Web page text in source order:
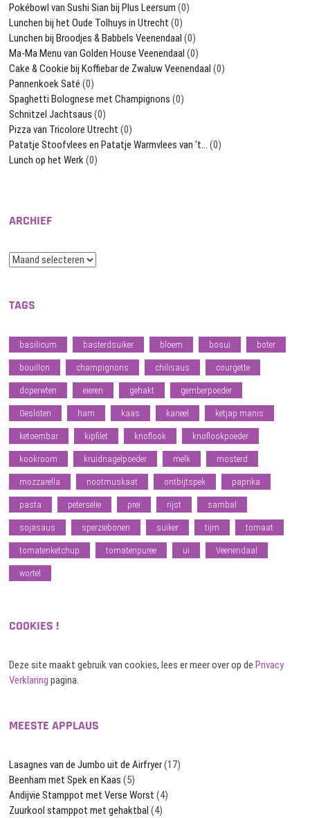
Pokébowl van Sushi Sian bij Plus Leersum (0)
Lunchen bij het Oude Tolhuys in Utrecht (0)
Lunchen bij Broodjes & Babbels Veenendaal (0)
Ma-Ma Menu van Golden House Veenendaal (0)
Cake & Cookie bij Koffiebar de Zwaluw Veenendaal (0)
Pannenkoek Saté (0)
Spaghetti Bolognese met Champignons (0)
Schnitzel Jachtsaus (0)
Pizza van Tricolore Utrecht (0)
Patatje Stoofvlees en Patatje Warmvlees van ‘t… (0)
Lunch op het Werk(0)
ARCHIEF
Archief
TAGS
basilicum basterdsuiker bloem bosui boter
bouillon champignons chilisaus courgette
doperwten eieren gehakt gemberpoeder
Gesloten ham kaas kaneel ketjap manis
ketoembar kipfilet knoflook knoflookpoeder
kookroom kruidnagelpoeder melk mosterd
mozzarella nootmuskaat ontbijtspek paprika
pasta peterselie prei rijst sambal
sojasaus sperziebonen suiker tijm tomaat
tomatenketchup tomatenpuree ui Veenendaal
wortel
COOKIES !
Deze site maakt gebruik van cookies, lees er meer over op dePrivacy
Verklaring pagina.
MEESTE APPLAUS
Lasagnes van de Jumbo uit de Airfryer(17)
Beenham met Spek en Kaas (5)
Andijvie Stamppot met Verse Worst (4)
Zuurkool stamppot met gehaktbal (4)